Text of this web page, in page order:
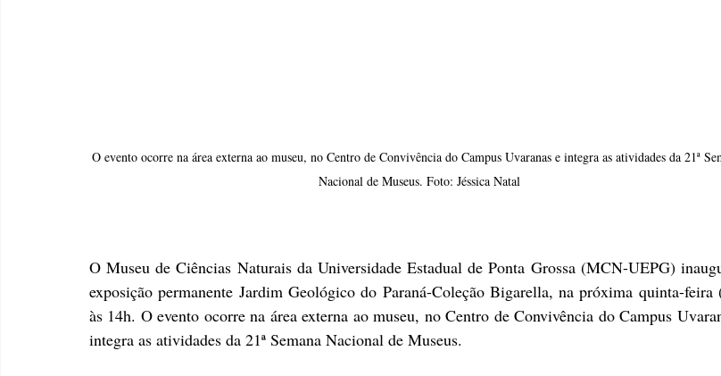
O evento ocorre na área externa ao museu, no Centro de Convivência do Campus Uvaranas e integra as atividades da 21ª
Nacional de Museus. Foto: Jéssica Natal
O Museu de Ciências Naturais da Universidade Estadual de Ponta Grossa (MCN-UEPG)
exposição permanente Jardim Geológico do Paraná-Coleção Bigarella, na próxima quinta-feira
às 14h. O evento ocorre na área externa ao museu, no Centro de Convivência do Campus
integra as atividades da 21ª Semana Nacional de Museus.